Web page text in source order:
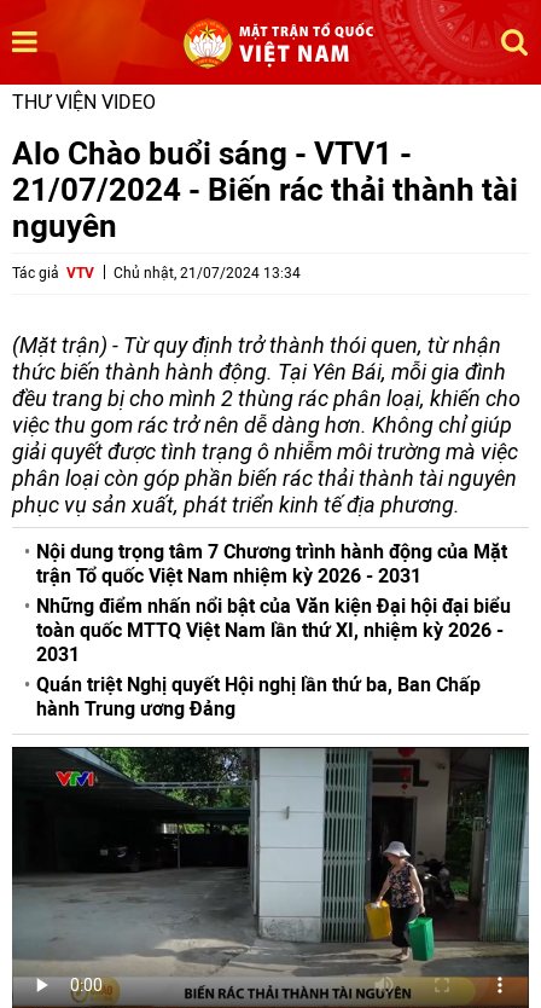
THƯ VIỆN VIDEO
Alo Chào buổi sáng - VTV1 -
21/07/2024 - Biến rác thải thành tài
nguyên
Tác giả VTV Chủ nhật, 21/07/2024 13:34
(Mặt trận) - Từ quy định trở thành thói quen, từ nhận
thức biến thành hành động. Tại Yên Bái, mỗi gia đình
đều trang bị cho mình 2 thùng rác phân loại, khiến cho
việc thu gom rác trở nên dễ dàng hơn. Không chỉ giúp
giải quyết được tình trạng ô nhiễm môi trường mà việc
phân loại còn góp phần biến rác thải thành tài nguyên
phục vụ sản xuất, phát triển kinh tế địa phương.
Nội dung trọng tâm 7 Chương trình hành động của Mặt
trận Tổ quốc Việt Nam nhiệm kỳ 2026 - 2031
Những điểm nhấn nổi bật của Văn kiện Đại hội đại biểu
toàn quốc MTTQ Việt Nam lần thứ XI, nhiệm kỳ 2026 -
2031
Quán triệt Nghị quyết Hội nghị lần thứ ba, Ban Chấp
hành Trung ương Đảng